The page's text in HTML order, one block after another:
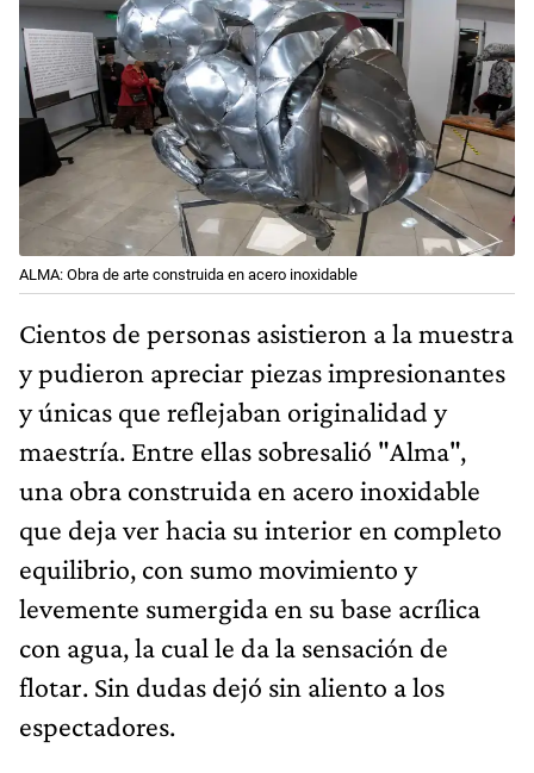
ALMA: Obra de arte construida en acero inoxidable
Cientos de personas asistieron a la muestra
y pudieron apreciar piezas impresionantes
y únicas que reflejaban originalidad y
maestría. Entre ellas sobresalió "Alma",
una obra construida en acero inoxidable
que deja ver hacia su interior en completo
equilibrio, con sumo movimiento y
levemente sumergida en su base acrílica
con agua, la cual le da la sensación de
flotar. Sin dudas dejó sin aliento a los
espectadores.